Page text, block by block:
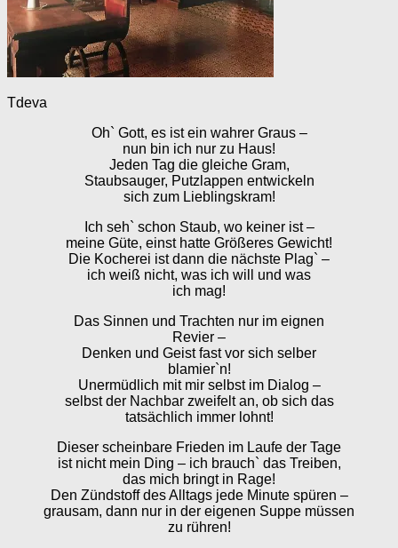
Tdeva
Oh` Gott, es ist ein wahrer Graus –
nun bin ich nur zu Haus!
Jeden Tag die gleiche Gram,
Staubsauger, Putzlappen entwickeln
sich zum Lieblingskram!
Ich seh` schon Staub, wo keiner ist –
meine Güte, einst hatte Größeres Gewicht!
Die Kocherei ist dann die nächste Plag` –
ich weiß nicht, was ich will und was
ich mag!
Das Sinnen und Trachten nur im eignen
Revier –
Denken und Geist fast vor sich selber
blamier`n!
Unermüdlich mit mir selbst im Dialog –
selbst der Nachbar zweifelt an, ob sich das
tatsächlich immer lohnt!
Dieser scheinbare Frieden im Laufe der Tage
ist nicht mein Ding – ich brauch` das Treiben,
das mich bringt in Rage!
Den Zündstoff des Alltags jede Minute spüren –
grausam, dann nur in der eigenen Suppe müssen
zu rühren!